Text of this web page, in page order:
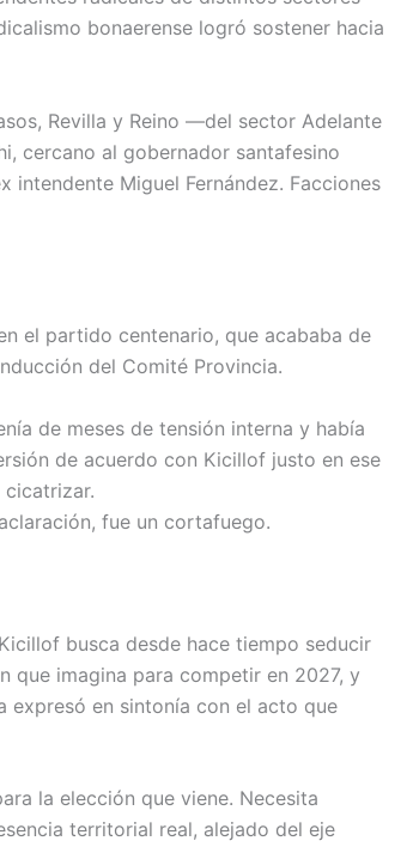
bonaerense logró sostener hacia
Revilla y Reino —del sector Adelante
cercano al gobernador santafesino
intendente Miguel Fernández. Facciones
el partido centenario, que acababa de
del Comité Provincia.
de meses de tensión interna y había
de acuerdo con Kicillof justo en ese
fue un cortafuego.
busca desde hace tiempo seducir
que imagina para competir en 2027, y
expresó en sintonía con el acto que
la elección que viene. Necesita
territorial real, alejado del eje